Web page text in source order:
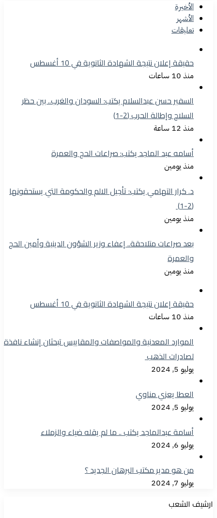
الأخيرة
الأشهر
تعليقات
حقيقة إعلان نتيجة الشهادة الثانوية في 10 أغسطس
منذ 10 ساعات
السفير حسن عبدالسلام يكتب: السودان والغرب.. بين حظر
السلاح وإطالة الحرب (2-1)
منذ 12 ساعة
أسامه عبد الماجد يكتب: صراعات الحج والعمرة
منذ يومين
د. كرار التهامي يكتب: تأجيل الالم والحكومة التي يستحقونها
(2-1)
منذ يومين
بعد صراعات متلاحقة.. إعفاء وزير الشؤون الدينية وأمين الحج
والعمرة
منذ يومين
حقيقة إعلان نتيجة الشهادة الثانوية في 10 أغسطس
منذ 10 ساعات
الموارد المعدنية والمواصفات والمقاييس تبحثان إنشاء نافذة
لصادرات الذهب
يوليو 5, 2024
العطا يعزي مناوي
يوليو 5, 2024
أسامة عبدالماجد يكتب .. ما لم يقله ضياء والزملاء
يوليو 6, 2024
من هو مدير مكتب البرهان الجديد ؟
يوليو 7, 2024
ارشيف الشعب